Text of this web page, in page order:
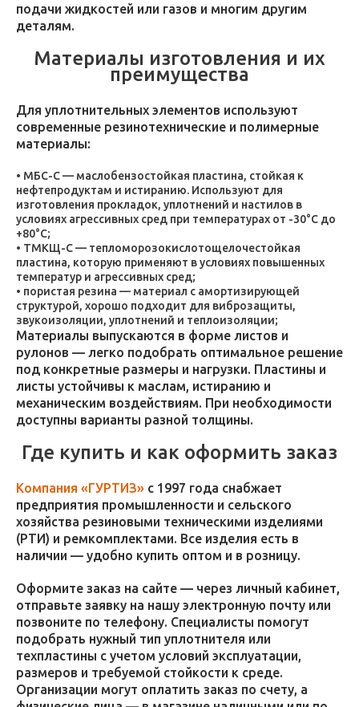
подачи жидкостей или газов и многим другим
деталям.
Материалы изготовления и их
преимущества
Для уплотнительных элементов используют
современные резинотехнические и полимерные
материалы:
МБС-С — маслобензостойкая пластина, стойкая к
нефтепродуктам и истиранию. Используют для
изготовления прокладок, уплотнений и настилов в
условиях агрессивных сред при температурах от -30°C до
+80°C;
ТМКЩ-С — тепломорозокислотощелочестойкая
пластина, которую применяют в условиях повышенных
температур и агрессивных сред;
пористая резина — материал с амортизирующей
структурой, хорошо подходит для виброзащиты,
звукоизоляции, уплотнений и теплоизоляции;
Материалы выпускаются в форме листов и
рулонов — легко подобрать оптимальное решение
под конкретные размеры и нагрузки. Пластины и
листы устойчивы к маслам, истиранию и
механическим воздействиям. При необходимости
доступны варианты разной толщины.
Где купить и как оформить заказ
Компания «ГУРТИЗ» с 1997 года снабжает
предприятия промышленности и сельского
хозяйства резиновыми техническими изделиями
(РТИ) и ремкомплектами. Все изделия есть в
наличии — удобно купить оптом и в розницу.
Оформите заказ на сайте — через личный кабинет,
отправьте заявку на нашу электронную почту или
позвоните по телефону. Специалисты помогут
подобрать нужный тип уплотнителя или
техпластины с учетом условий эксплуатации,
размеров и требуемой стойкости к среде.
Организации могут оплатить заказ по счету, а